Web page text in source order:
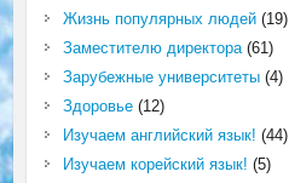
Жизнь популярных людей(19)
Заместителю директора(61)
Зарубежные университеты(4)
Здоровье(12)
Изучаем английский язык! (44)
Изучаем корейский язык! (5)